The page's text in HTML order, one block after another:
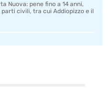
Nuova: pene fino a 14 anni,
civili, tra cui Addiopizzo e il